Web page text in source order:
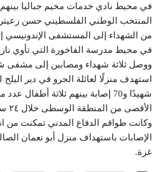
في محيط نادي خدمات مخيم جباليا بينهم
المنتخب الوطني الفلسطيني حسن
من الشهداء إلى المستشفى الإندونيسي
في محيط مدرسة الفاخورة التي تأوي
ووصل ثلاثة شهداء ومصابين إلى مشفى
شهيدًا و70 إصابة بينهم ثلاثة
الأقصى من المنطقة الوسطى خلال ٢٤ ساعة.
وكانت طواقم الدفاع المدني تمكنت من
الإصابات باستهداف منزل أبو نعمان
غزة.